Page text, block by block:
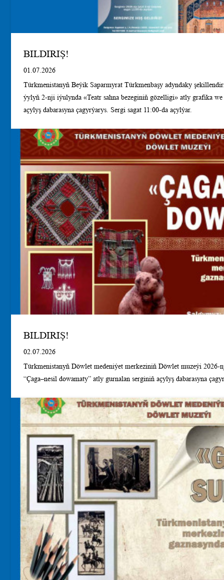
BILDIRIŞ!
01.07.2026
Türkmenistanyň Beýik Saparmyrat Türkmenbaşy adyndaky
ýylyň 2-nji iýulynda «Teatr sahna bezeginiň gözelligi» atly grafika
açylyş dabarasyna çagyrýarys. Sergi sagat 11:00-da açylýar.
BILDIRIŞ!
02.07.2026
Türkmenistanyň Döwlet medeniýet merkeziniň Döwlet muzeýi
“Çaga–nesil dowamaty” atly gurnalan serginiň açylyş dabarasyna